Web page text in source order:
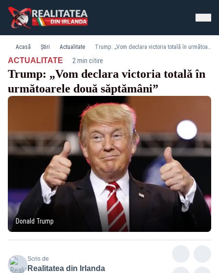
Acasă Știri Actualitate Trump: „Vom declara victoria totală în următoarele două săptămâni”
ACTUALITATE· 2 min citire
Trump: „Vom declara victoria totală în
următoarele două săptămâni”
Donald Trump
Scris de
Realitatea din Irlanda